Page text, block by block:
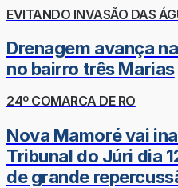
EVITANDO INVASÃO DAS
Drenagem avança
no bairro três Marias
24º COMARCA DE RO
Nova Mamoré vai
Tribunal do Júri dia
de grande